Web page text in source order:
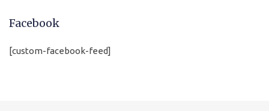
Facebook
[custom-facebook-feed]